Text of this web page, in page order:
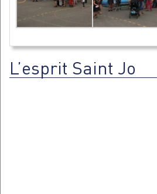
L’esprit Saint Jo